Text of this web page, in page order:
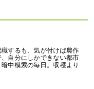
するも、気が付けば農作
自分にしかできない都市
中模索の毎日。収穫より